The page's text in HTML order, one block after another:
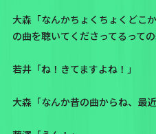
大森「なんかちょくちょくどこ
の曲を聴いてくださってるっての
若井「ね！きてますよね！」
大森「なんか昔の曲からね、最